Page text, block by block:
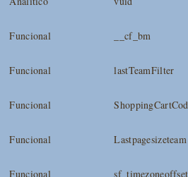
Funcional __cf_bm
Funcional lastTeamFilter
Funcional
Funcional Lastpagesizeteam
Funcional sf_timezoneoffset